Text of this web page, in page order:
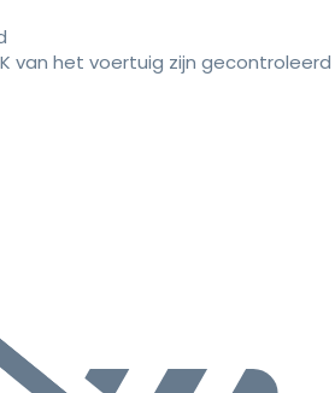
van het voertuig zijn gecontroleerd